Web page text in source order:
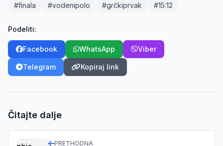
#finala
#vodenipolo #grčkiprvak #15:12
Podeliti:
Facebook WhatsApp Viber
Telegram Kopiraj link
Čitajte dalje
PRETHODNA